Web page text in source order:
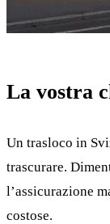
La vostra
Un trasloco in
trascurare.
l’assicurazione
costose.